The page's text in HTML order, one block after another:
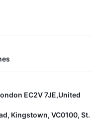
EC2V 7JE,United
Kingstown, VC0100, St.